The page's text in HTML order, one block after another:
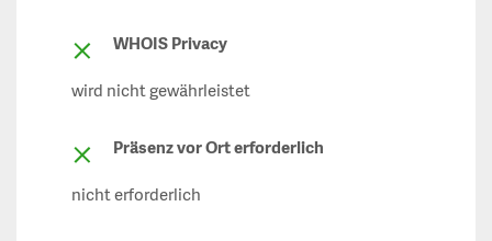
WHOIS Privacy
wird nicht gewährleistet
Präsenz vor Ort erforderlich
nicht erforderlich